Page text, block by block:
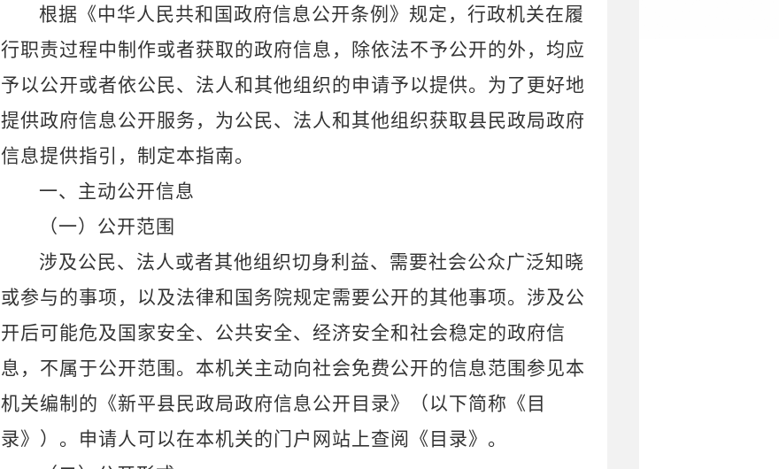
根据《中华人民共和国政府信息公开条例》规定，行政机关在履
行职责过程中制作或者获取的政府信息，除依法不予公开的外，均应
予以公开或者依公民、法人和其他组织的申请予以提供。为了更好地
提供政府信息公开服务，为公民、法人和其他组织获取县民政局政府
信息提供指引，制定本指南。
一、主动公开信息
（一） 公开范围
涉及公民、法人或者其他组织切身利益、需要社会公众广泛知晓
或参与的事项，以及法律和国务院规定需要公开的其他事项。涉及公
开后可能危及国家安全、公共安全、经济安全和社会稳定的政府信
息，不属于公开范围。本机关主动向社会免费公开的信息范围参见本
机关编制的《新平县民政局政府信息公开目录》
（ 以下简称《目
录》 ） 。申请人可以在本机关的门户网站上查阅《目录》。